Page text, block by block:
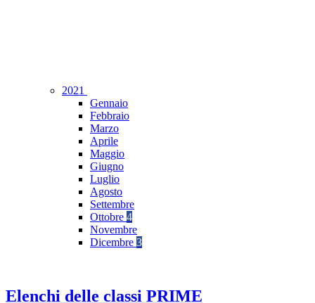
2021
Gennaio
Febbraio
Marzo
Aprile
Maggio
Giugno
Luglio
Agosto
Settembre
Ottobre 4
Novembre
Dicembre 3
Elenchi delle classi PRIME